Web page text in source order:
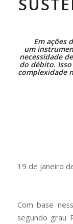
Em ações
um
necessidade
do débito.
complexidade
19 de janeiro
Com base
segundo grau